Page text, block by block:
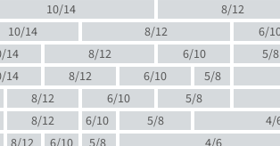
10/14
8/12
10/14 8/12
6/
14 8/12 6/10
5/8
14 8/12 6/10
5/8
8/12 6/10
5/8
8/12 6/10 5/8
4/